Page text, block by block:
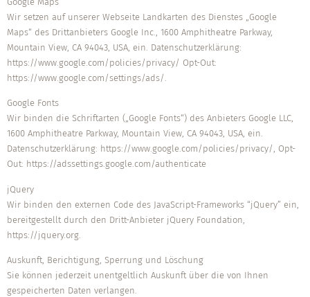
Wir setzen auf unserer Webseite Landkarten des Dienstes „Google
Maps“ des Drittanbieters Google Inc., 1600 Amphitheatre Parkway,
Mountain View, CA 94043, USA, ein. Datenschutzerklärung:
https://www.google.com/policies/privacy/ Opt-Out:
https://www.google.com/settings/ads/.
Google Fonts
Wir binden die Schriftarten („Google Fonts“) des Anbieters Google LLC,
1600 Amphitheatre Parkway, Mountain View, CA 94043, USA, ein.
Datenschutzerklärung: https://www.google.com/policies/privacy/, Opt-
Out: https://adssettings.google.com/authenticate
jQuery
Wir binden den externen Code des JavaScript-Frameworks “jQuery” ein,
bereitgestellt durch den Dritt-Anbieter jQuery Foundation,
https://jquery.org.
Auskunft, Berichtigung, Sperrung und Löschung
Sie können jederzeit unentgeltlich Auskunft über die von Ihnen
gespeicherten Daten verlangen.